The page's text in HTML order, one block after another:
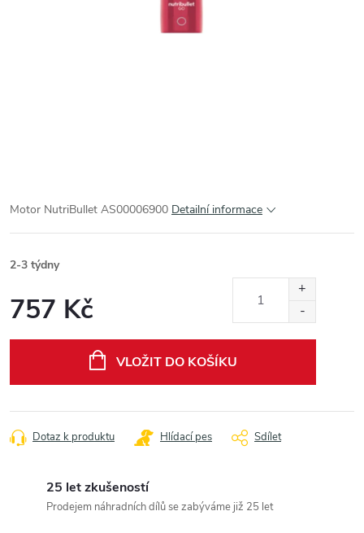
Motor NutriBullet AS00006900 Detailní informace
2-3 týdny
757 Kč
VLOŽIT DO KOŠÍKU
Dotaz k produktu Hlídací pes Sdílet
25 let zkušeností
Prodejem náhradních dílů se zabýváme již 25 let